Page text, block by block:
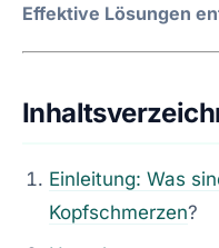
Effektive Lösungen
Einleitung: Was
Kopfschmerzen?